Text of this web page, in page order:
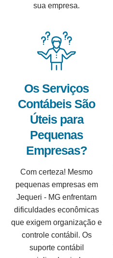
sua empresa.
Os Serviços
Contábeis São
Úteis para
Pequenas
Empresas?
Com certeza! Mesmo
pequenas empresas em
Jequeri - MG enfrentam
dificuldades econômicas
que exigem organização e
controle contábil. Os
suporte contábil